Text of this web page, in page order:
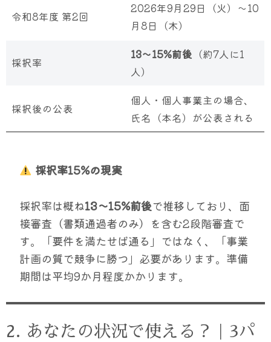
令和8年度 第2回
2026年9月29日（火）〜10
月8日（木）
採択率
13〜15%前後 （約7人に1
人）
採択後の公表
個人・個人事業主の場合、
氏名（本名）が公表される
採択率15%の現実
採択率は概ね13〜15%前後で推移しており、面
接審査（書類通過者のみ）を含む2段階審査で
す。「要件を満たせば通る」ではなく、「事業
計画の質で競争に勝つ」必要があります。準備
期間は平均9か月程度かかります。
2. あなたの状況で使える？｜3パ